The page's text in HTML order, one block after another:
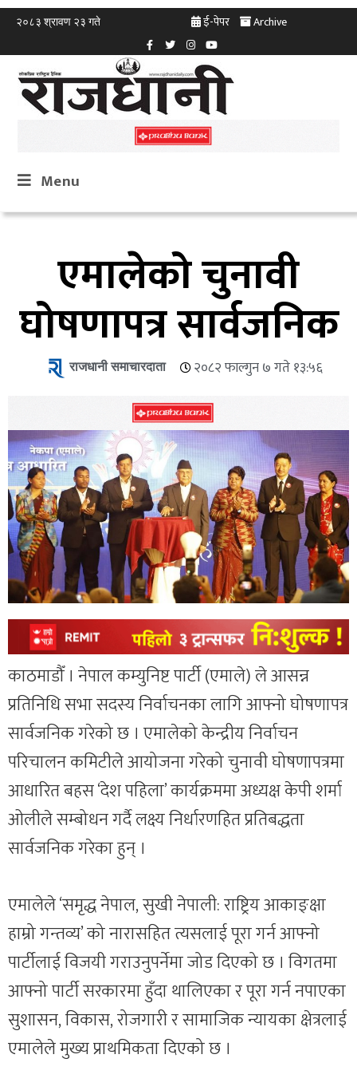
२०८३ श्रावण २३ गते ई-पेपर Archive
Menu
एमालेको चुनावी
घोषणापत्र सार्वजनिक
राजधानी समाचारदाता २०८२ फाल्गुन ७ गते १३:५६
काठमाडौँ । नेपाल कम्युनिष्ट पार्टी (एमाले) ले आसन्न
प्रतिनिधि सभा सदस्य निर्वाचनका लागि आफ्नो घोषणापत्र
सार्वजनिक गरेको छ । एमालेको केन्द्रीय निर्वाचन
परिचालन कमिटीले आयोजना गरेको चुनावी घोषणापत्रमा
आधारित बहस ‘देश पहिला’ कार्यक्रममा अध्यक्ष केपी शर्मा
ओलीले सम्बोधन गर्दै लक्ष्य निर्धारणहित प्रतिबद्धता
सार्वजनिक गरेका हुन् ।
एमालेले ‘समृद्ध नेपाल, सुखी नेपाली: राष्ट्रिय आकाङ्क्षा
हाम्रो गन्तव्य’ को नारासहित त्यसलाई पूरा गर्न आफ्नो
पार्टीलाई विजयी गराउनुपर्नेमा जोड दिएको छ । विगतमा
आफ्नो पार्टी सरकारमा हुँदा थालिएका र पूरा गर्न नपाएका
सुशासन, विकास, रोजगारी र सामाजिक न्यायका क्षेत्रलाई
एमालेले मुख्य प्राथमिकता दिएको छ ।